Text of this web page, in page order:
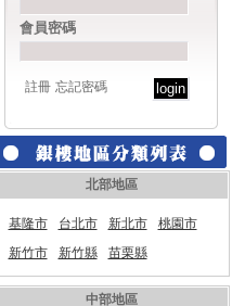
會員密碼
註冊 忘記密碼
北部地區
基隆市 台北市 新北市
桃園市
新竹市
新竹縣 苗栗縣
中部地區